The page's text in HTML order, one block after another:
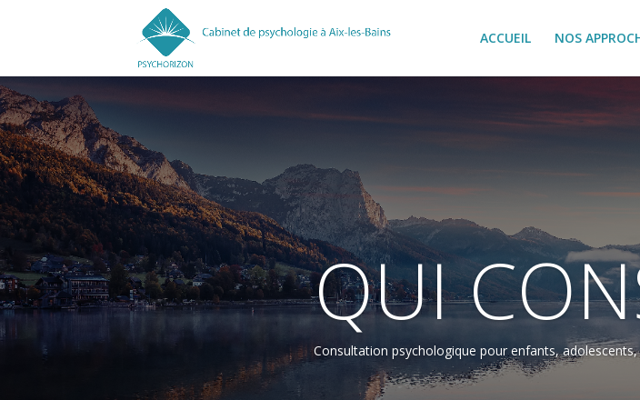
ACCUEIL NOS
QUI
Consultation psychologique pour enfants,